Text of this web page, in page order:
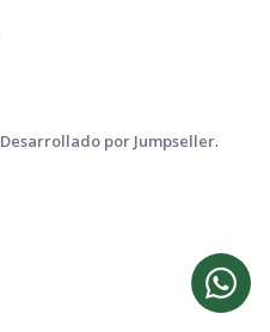
Desarrollado por Jumpseller.